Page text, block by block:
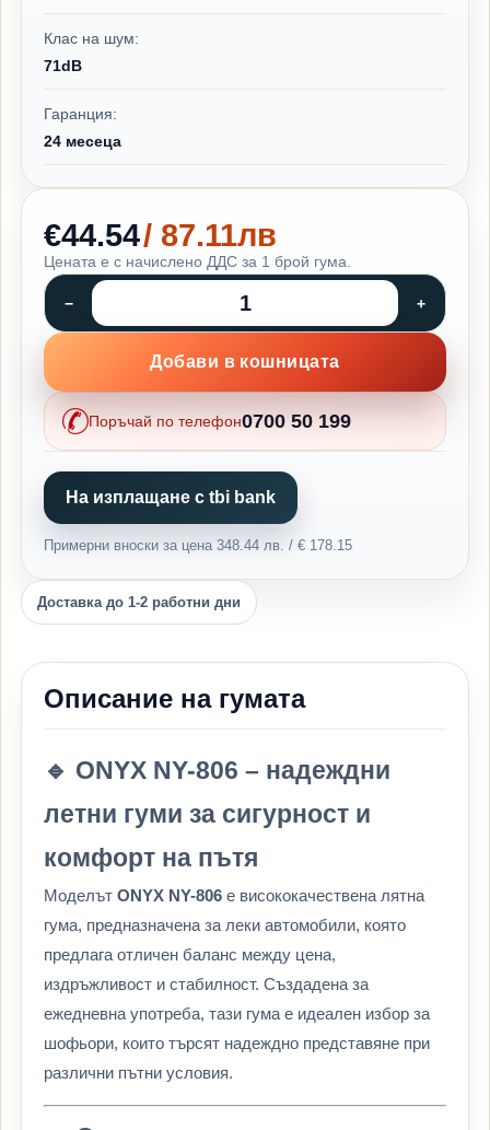
Клас на шум:
71dB
Гаранция:
24 месеца
€44.54/ 87.11лв
Цената е с начислено ДДС за 1 брой гума.
Добави в кошницата
Поръчай по телефон0700 50 199
На изплащане с tbi bank
Примерни вноски за цена 348.44 лв. / € 178.15
Доставка до 1-2 работни дни
Описание на гумата
🔹 ONYX NY-806 – надеждни
летни гуми за сигурност и
комфорт на пътя
Моделът ONYX NY-806 е висококачествена лятна
гума, предназначена за леки автомобили, която
предлага отличен баланс между цена,
издръжливост и стабилност. Създадена за
ежедневна употреба, тази гума е идеален избор за
шофьори, които търсят надеждно представяне при
различни пътни условия.